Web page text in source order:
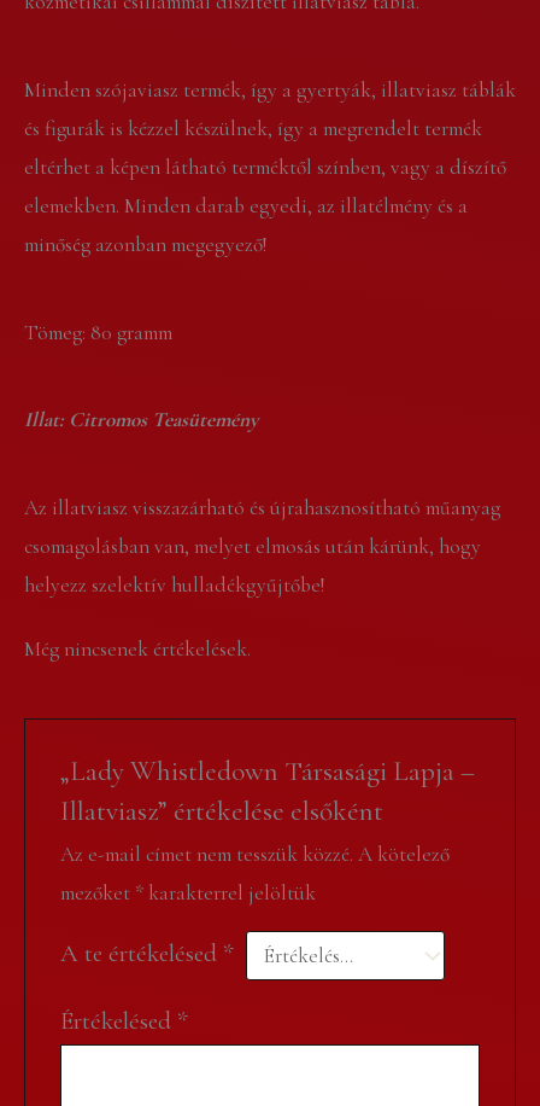
Minden szójaviasz termék, így a gyertyák, illatviasz táblák
és figurák is kézzel készülnek, így a megrendelt termék
eltérhet a képen látható terméktől színben, vagy a díszítő
elemekben. Minden darab egyedi, az illatélmény és a
minőség azonban megegyező!
Tömeg: 80 gramm
Illat: Citromos Teasütemény
Az illatviasz visszazárható és újrahasznosítható műanyag
csomagolásban van, melyet elmosás után kárünk, hogy
helyezz szelektív hulladékgyűjtőbe!
Még nincsenek értékelések.
„Lady Whistledown Társasági Lapja –
Illatviasz” értékelése elsőként
Az e-mail címet nem tesszük közzé. A kötelező
mezőket *karakterrel jelöltük
A te értékelésed *
Értékelésed *